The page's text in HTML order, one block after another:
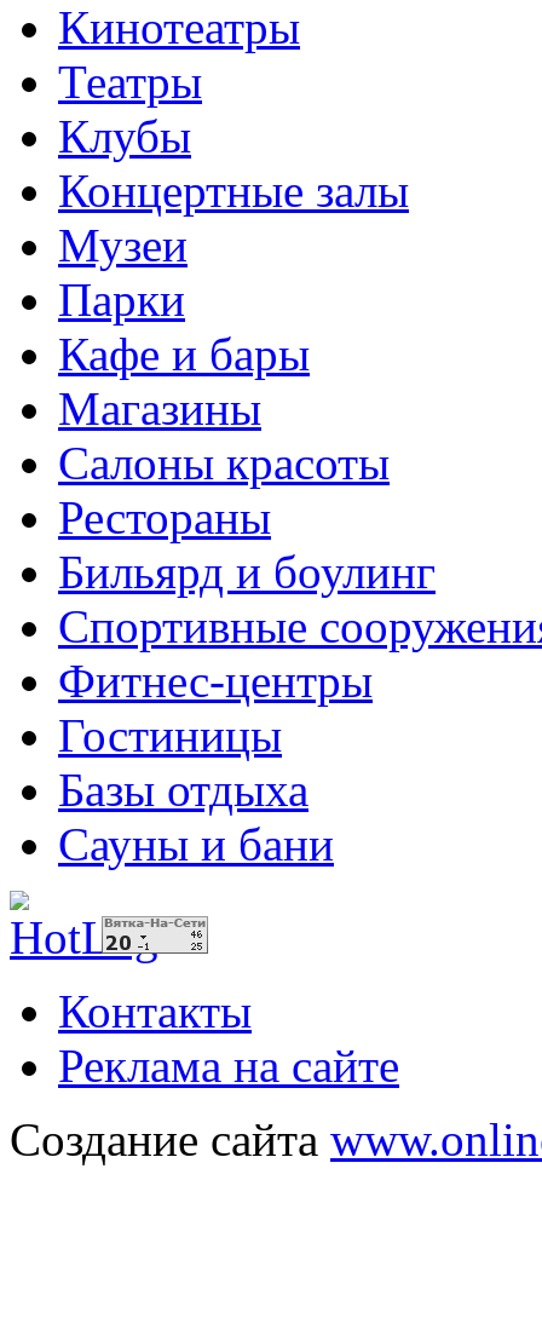
Кинотеатры
Театры
Клубы
Концертные залы
Музеи
Парки
Кафе и бары
Магазины
Салоны красоты
Рестораны
Бильярд и боулинг
Спортивные
Фитнес-центры
Гостиницы
Базы отдыха
Сауны и бани
Контакты
Реклама на сайте
Создание сайта